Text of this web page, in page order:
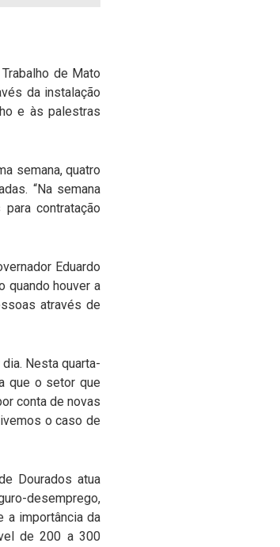
de Mato
da instalação
e às palestras
semana, quatro
“Na semana
contratação
Eduardo
quando houver a
através de
Nesta quarta-
que o setor que
conta de novas
o caso de
Dourados atua
desemprego,
a importância da
de 200 a 300